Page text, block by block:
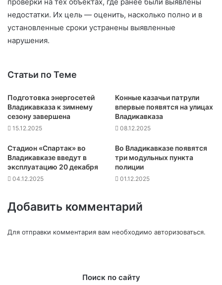
недостатки. Их цель — оценить, насколько полно и в
установленные сроки устранены выявленные
нарушения.
Статьи по Теме
Подготовка энергосетей
Владикавказа к зимнему
сезону завершена
15.12.2025
Конные казачьи патрули
впервые появятся на улицах
Владикавказа
08.12.2025
Стадион «Спартак» во
Владикавказе введут в
эксплуатацию 20 декабря
04.12.2025
Во Владикавказе появятся
три модульных пункта
полиции
01.12.2025
Добавить комментарий
Для отправки комментария вам необходимо авторизоваться.
Поиск по сайту